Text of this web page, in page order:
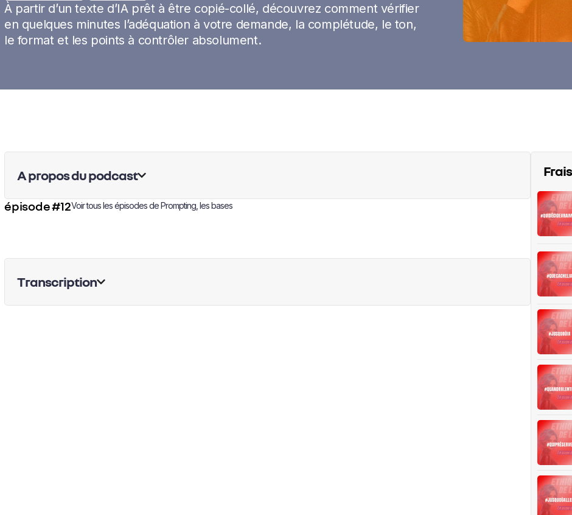
À partir d’un texte d’IA prêt à être copié-collé, découvrez comment vérifier
en quelques minutes l’adéquation à votre demande, la complétude, le ton,
le format et les points à contrôler absolument.
A propos du podcast
épisode #12Voir tous les épisodes dePrompting, les bases
Transcription